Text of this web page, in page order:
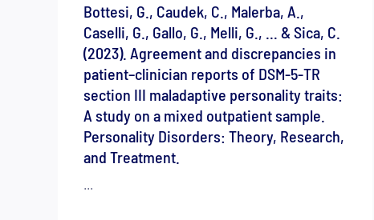
Bottesi, G., Caudek, C., Malerba, A.,
Caselli, G., Gallo, G., Melli, G., … & Sica, C.
(2023). Agreement and discrepancies in
patient–clinician reports of DSM-5-TR
section III maladaptive personality traits:
A study on a mixed outpatient sample.
Personality Disorders: Theory, Research,
and Treatment.
...